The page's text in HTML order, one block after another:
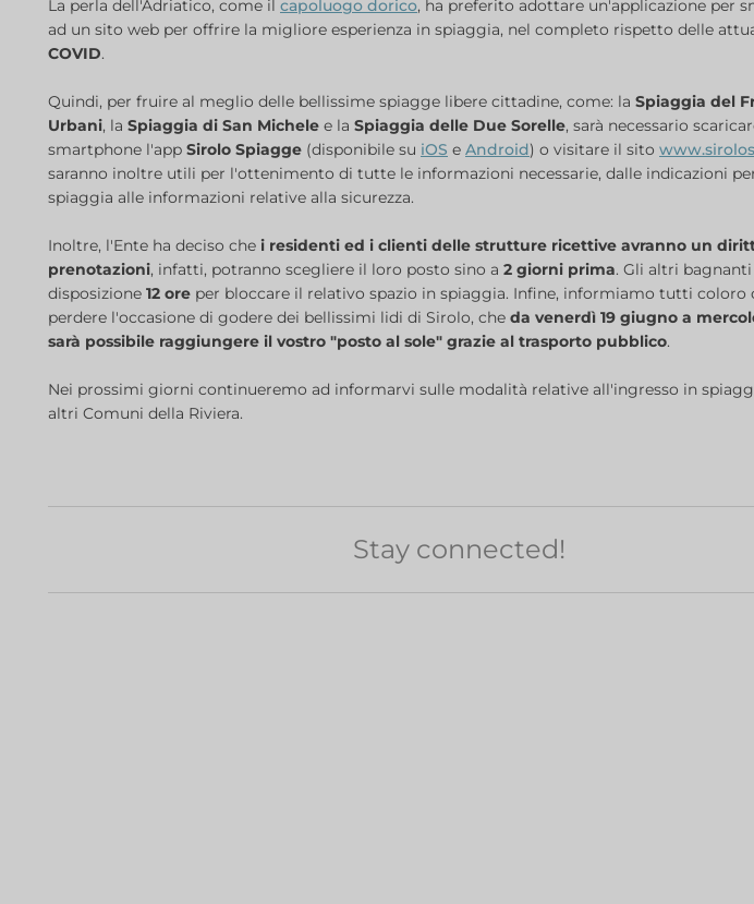
La perla dell'Adriatico, come il capoluogo dorico, ha preferito adottare un'applicazione per
ad un sito web per offrire la migliore esperienza in spiaggia, nel completo rispetto delle
COVID.
Quindi, per fruire al meglio delle bellissime spiagge libere cittadine, come: la Spiaggia del
Urbani, la Spiaggia di San Michele e la Spiaggia delle Due Sorelle, sarà necessario
smartphone l'app Sirolo Spiagge (disponibile su iOS e Android) o visitare il sito
saranno inoltre utili per l'ottenimento di tutte le informazioni necessarie, dalle indicazioni
spiaggia alle informazioni relative alla sicurezza.
Inoltre, l'Ente ha deciso che i residenti ed i clienti delle strutture ricettive avranno un
prenotazioni, infatti, potranno scegliere il loro posto sino a 2 giorni prima. Gli altri
disposizione 12 ore per bloccare il relativo spazio in spiaggia. Infine, informiamo tutti coloro
perdere l'occasione di godere dei bellissimi lidi di Sirolo, che da venerdì 19 giugno a
sarà possibile raggiungere il vostro "posto al sole" grazie al trasporto pubblico.
Nei prossimi giorni continueremo ad informarvi sulle modalità relative all'ingresso in
altri Comuni della Riviera.
Stay connected!